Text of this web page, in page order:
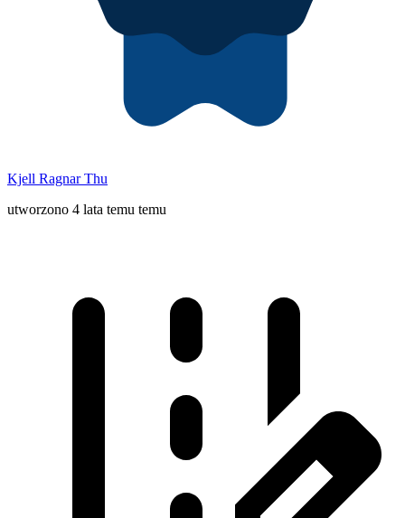
Kjell Ragnar Thu
utworzono 4 lata temu temu